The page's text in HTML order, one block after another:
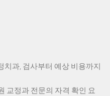
과, 검사부터 예상 비용까지
교정과 전문의 자격 확인 요